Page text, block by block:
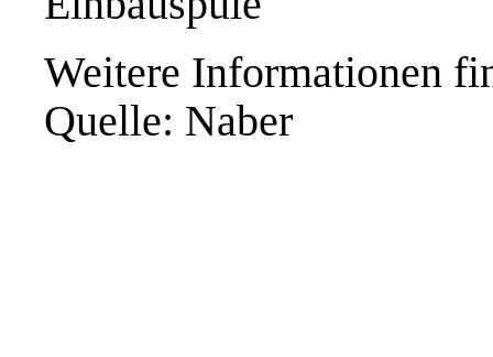
Weitere Informationen
Quelle: Naber